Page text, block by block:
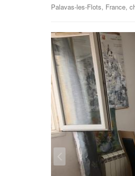
Palavas-les-Flots, France,